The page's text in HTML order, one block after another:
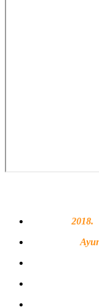
2018.